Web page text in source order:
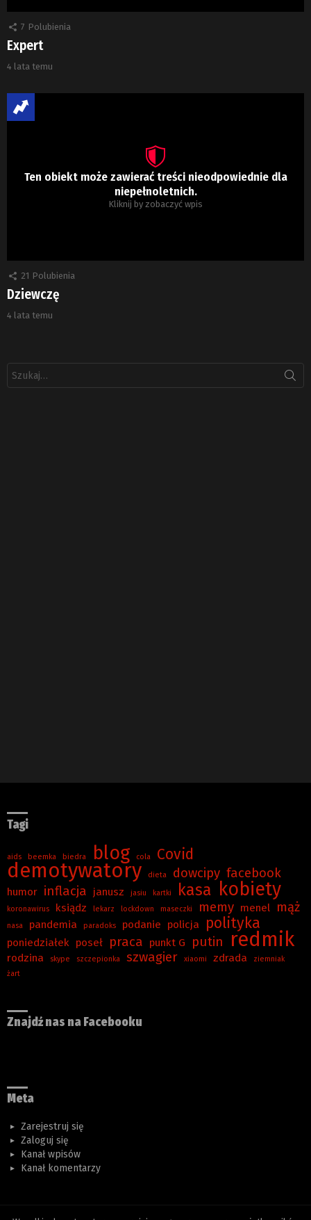
7 Polubienia
Expert
4 lata temu
Ten obiekt może zawierać treści nieodpowiednie dla
niepełnoletnich.
Kliknij by zobaczyć wpis
21 Polubienia
Dziewczę
4 lata temu
Tagi
aids beemka biedra blog cola Covid
demotywatory dieta dowcipy facebook
humor inflacja janusz jasiu kartki kasa kobiety
koronawirus ksiądz lekarz lockdown maseczki memy menel mąż
nasa pandemia paradoks podanie policja polityka
poniedziałek poseł praca punkt G putin redmik
rodzina skype szczepionka szwagier xiaomi zdrada
ziemniak
żart
Znajdź nas na Facebooku
Meta
Zarejestruj się
Zaloguj się
Kanał wpisów
Kanał komentarzy